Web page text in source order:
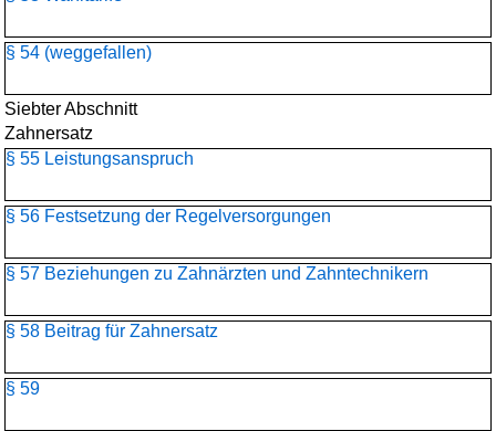
§ 54 (weggefallen)
Siebter Abschnitt
Zahnersatz
§ 55 Leistungsanspruch
§ 56 Festsetzung der Regelversorgungen
§ 57 Beziehungen zu Zahnärzten und Zahntechnikern
§ 58 Beitrag für Zahnersatz
§ 59